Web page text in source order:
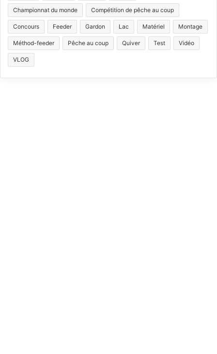
e
b
o
T
t
g
T
o
k
Championnat du monde Compétition de pêche au coup
Concours Feeder Gardon Lac Matériel Montage
Méthod-feeder Pêche au coup Quiver Test Vidéo
VLOG